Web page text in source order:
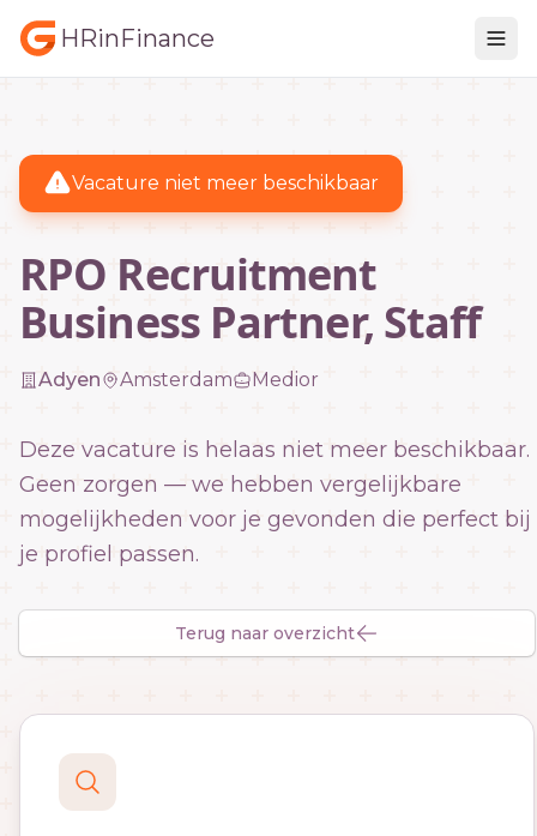
HRinFinance
Vacature niet meer beschikbaar
RPO Recruitment
Business Partner, Staff
Adyen Amsterdam Medior
Deze vacature is helaas niet meer beschikbaar.
Geen zorgen — we hebben vergelijkbare
mogelijkheden voor je gevonden die perfect bij
je profiel passen.
Terug naar overzicht